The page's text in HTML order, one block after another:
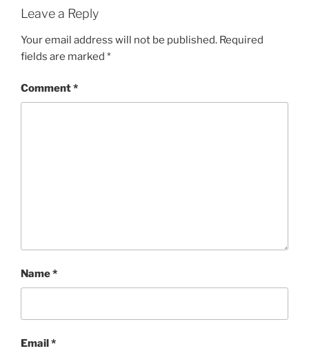
Leave a Reply
Your email address will not be published. Required
fields are marked *
Comment*
Name*
Email*